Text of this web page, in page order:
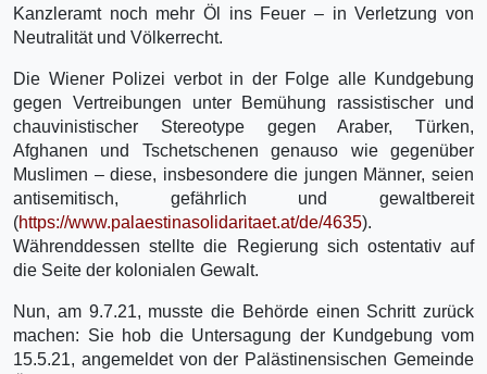
Kanzleramt noch mehr Öl ins Feuer – in Verletzung von
Neutralität und Völkerrecht.
Die Wiener Polizei verbot in der Folge alle Kundgebung
gegen Vertreibungen unter Bemühung rassistischer und
chauvinistischer Stereotype gegen Araber, Türken,
Afghanen und Tschetschenen genauso wie gegenüber
Muslimen – diese, insbesondere die jungen Männer, seien
antisemitisch, gefährlich und gewaltbereit
(https://www.palaestinasolidaritaet.at/de/4635).
Währenddessen stellte die Regierung sich ostentativ auf
die Seite der kolonialen Gewalt.
Nun, am 9.7.21, musste die Behörde einen Schritt zurück
machen: Sie hob die Untersagung der Kundgebung vom
15.5.21, angemeldet von der Palästinensischen Gemeinde